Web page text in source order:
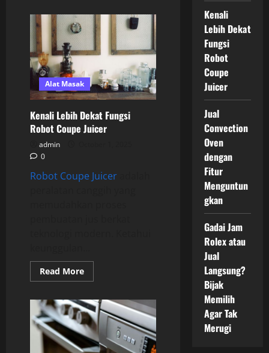
Range
Oven
dan
Jenisnya
Alat Masak
Kenali Lebih Dekat Fungsi
Robot Coupe Juicer
admin
0
Robot Coupe Juicer
Read MoreRead
more
Lebih
Dekat
Fungsi
Robot
Coupe
Juicer
Kenali
Lebih Dekat
Fungsi
Robot
Coupe
Juicer
Jual
Convection
Oven
dengan
Fitur
Menguntun
gkan
Gadai Jam
Rolex atau
Jual
Langsung?
Bijak
Memilih
Agar Tak
Merugi